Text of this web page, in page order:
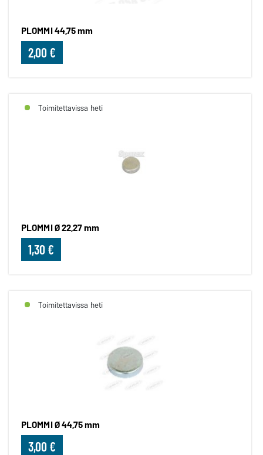
PLOMMI 44,75 mm
2,00 €
Toimitettavissa heti
PLOMMI Ø 22,27 mm
1,30 €
Toimitettavissa heti
PLOMMI Ø 44,75 mm
3,00 €